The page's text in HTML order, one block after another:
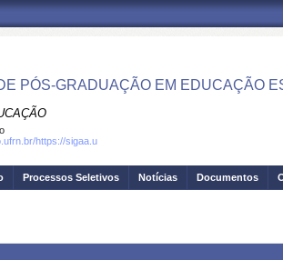
PÓS-GRADUAÇÃO EM EDUCAÇÃO
https://sigaa.u
Processos Seletivos Notícias Documentos